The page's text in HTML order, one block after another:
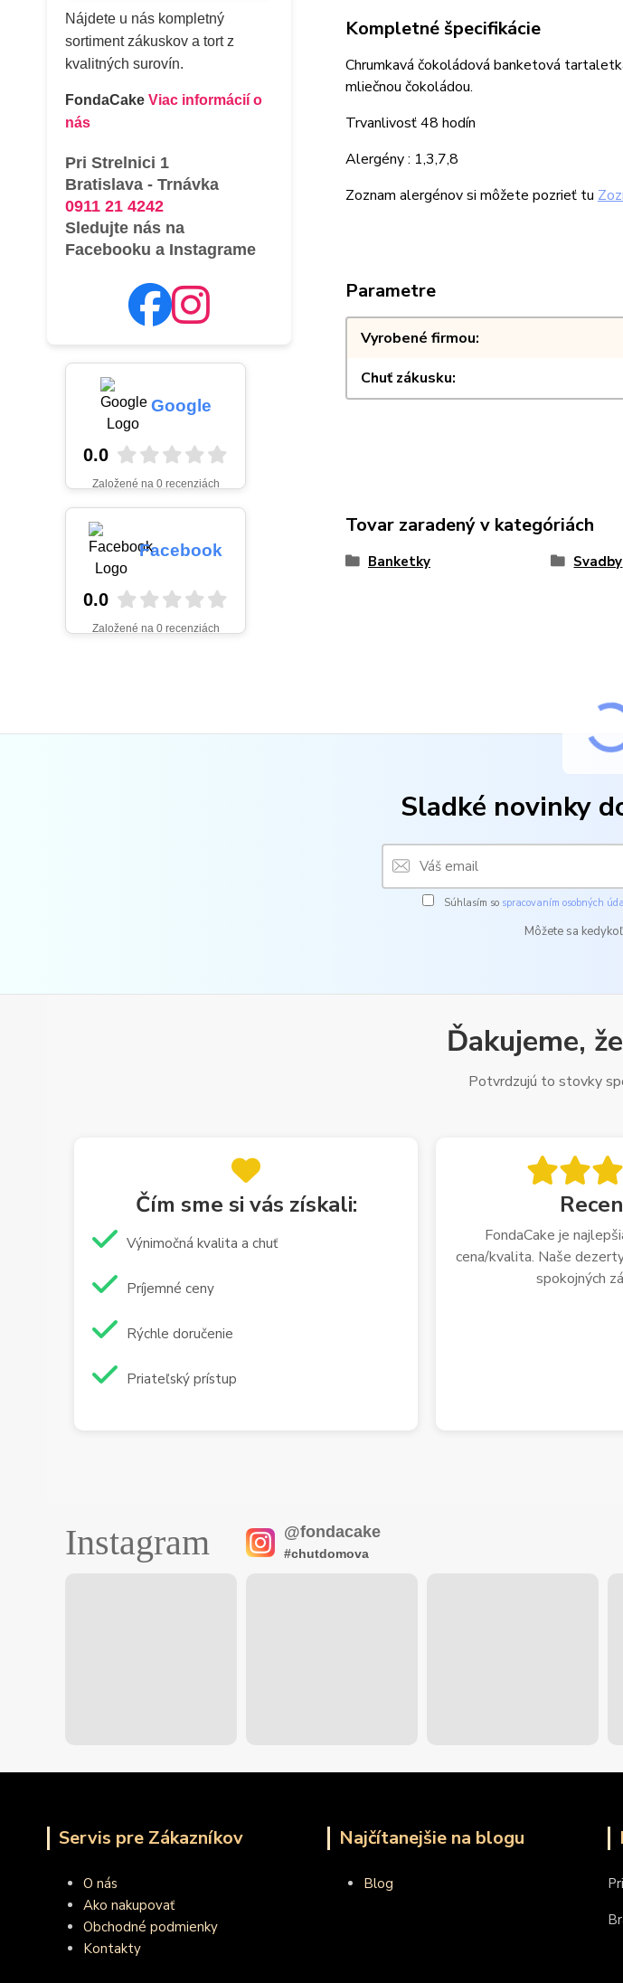
Nájdete u nás kompletný
sortiment zákuskov a tort z
kvalitných surovín.
FondaCake Viac informácií o
nás
Pri Strelnici 1
Bratislava - Trnávka
0911 21 4242
Sledujte nás na
Facebooku a Instagrame
Google
0.0
Založené na 0 recenziách
Facebook
0.0
Založené na 0 recenziách
Kompletné špecifikácie
Chrumkavá čokoládová banketová
mliečnou čokoládou.
Trvanlivosť 48 hodín
Alergény : 1,3,7,8
Zoznam alergénov si môžete pozrieť tu
Parametre
Vyrobené firmou
Chuť zákusku
Tovar zaradený v kategóriách
Banketky Svadby
Sladké novinky
Súhlasím so spracovaním osobných
Môžete sa
Ďakujeme,
Potvrdzujú to stovky
Čím sme si vás získali:
Výnimočná kvalita a chuť
Príjemné ceny
Rýchle doručenie
Priateľský prístup
FondaCake je
cena/kvalita. Naše
spokojných
Instagram @fondacake
#chutdomova
Servis pre Zákazníkov
O nás
Ako nakupovať
Obchodné podmienky
Kontakty
Najčítanejšie na blogu
Blog